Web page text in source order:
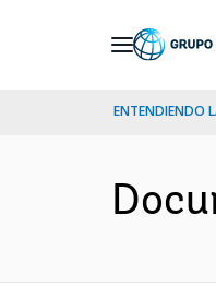
ENTENDIENDO